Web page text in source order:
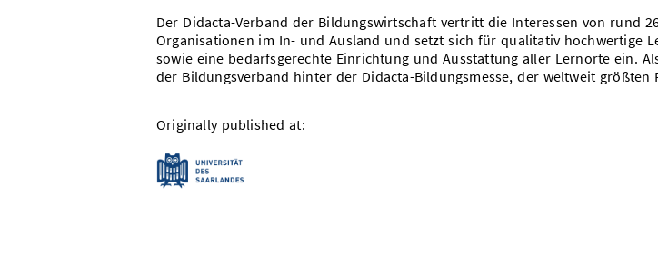
Der Didacta-Verband der Bildungswirtschaft vertritt die Interessen von rund
Organisationen im In- und Ausland und setzt sich für qualitativ hochwertige
sowie eine bedarfsgerechte Einrichtung und Ausstattung aller Lernorte ein.
der Bildungsverband hinter der Didacta-Bildungsmesse, der weltweit größten
Originally published at: